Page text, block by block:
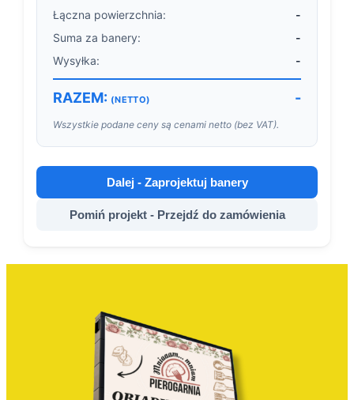
Łączna powierzchnia:
-
Suma za banery:
-
Wysyłka:
-
RAZEM: (NETTO) -
Wszystkie podane ceny są cenami netto (bez VAT).
Dalej - Zaprojektuj banery
Pomiń projekt - Przejdź do zamówienia